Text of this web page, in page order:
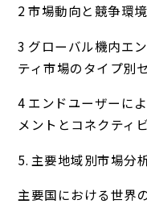
2 市場動向と競争環境
3 グローバル機内エ
ティ市場のタイプ別
4 エンドユーザーに
メントとコネクティ
5. 主要地域別市場分
主要国における世界